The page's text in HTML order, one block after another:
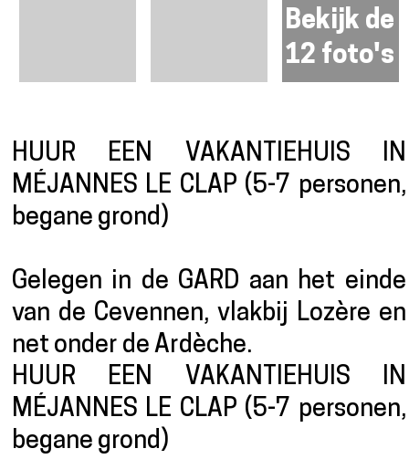
Bekijk de
12 foto's
Presentatie
HUUR EEN VAKANTIEHUIS IN
MÉJANNES LE CLAP (5-7 personen,
begane grond)
Gelegen in de GARD aan het einde
van de Cevennen, vlakbij Lozère en
net onder de Ardèche.
HUUR EEN VAKANTIEHUIS IN
MÉJANNES LE CLAP (5-7 personen,
begane grond)